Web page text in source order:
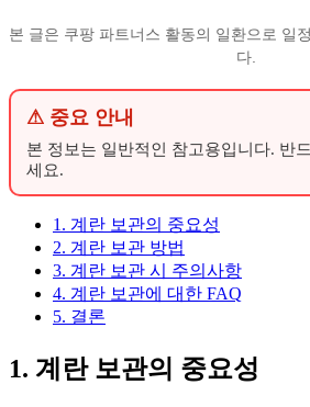
본 글은 쿠팡 파트너스 활동의 일환으로 일
다.
⚠ 중요 안내
본 정보는 일반적인 참고용입니다. 반
세요.
1. 계란 보관의 중요성
2. 계란 보관 방법
3. 계란 보관 시 주의사항
4. 계란 보관에 대한 FAQ
5. 결론
1. 계란 보관의 중요성